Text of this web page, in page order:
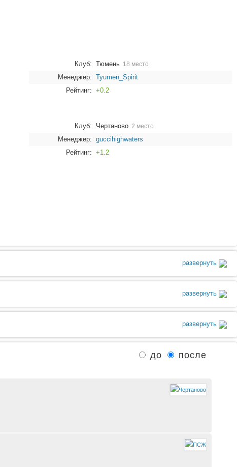
Клуб: Тюмень 18 место
Менеджер: Tyumen_Spirit
Рейтинг: +0.2
Клуб: Чертаново 2 место
Менеджер: guccihighwaters
Рейтинг: +1.2
развернуть
развернуть
развернуть
до после